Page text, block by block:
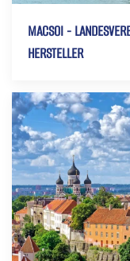
MACSOI -
HERSTELLER